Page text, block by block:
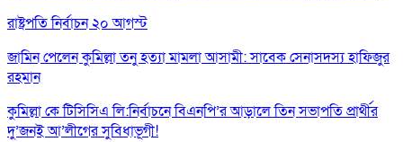
রাষ্ট্রপতি নির্বাচন ২০ আগস্ট
জামিন পেলেন কুমিল্লা তনু হত্যা মামলা আসামী: সাবেক সেনাসদস্য হাফিজুর
রহমান
কুমিল্লা কে টিসিসিএ লি:নির্বাচনে বিএনপি’র আড়ালে তিন সভাপতি প্রার্থীর
দু’জনই আ’লীগের সুবিধাভূগী!